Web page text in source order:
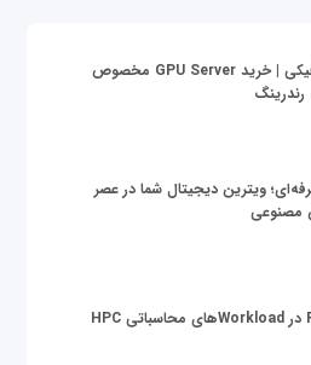
قیمت سرور گرافیکی | خرید GPU Server مخصوص
ویترین دیجیتال شما در عصر